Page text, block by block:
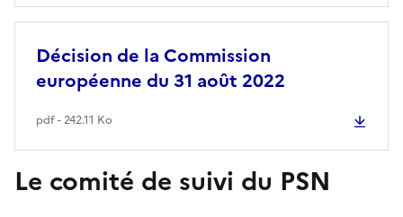
Décision de la Commission
européenne du 31 août 2022
pdf - 242.11 Ko
Le comité de suivi du PSN